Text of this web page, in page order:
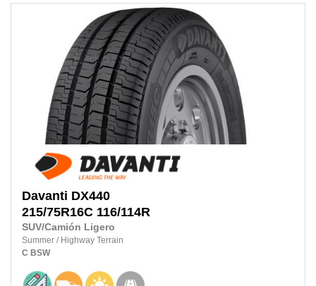
Davanti DX440
215/75R16C 116/114R
SUV/Camión Ligero
Summer / Highway Terrain
C BSW